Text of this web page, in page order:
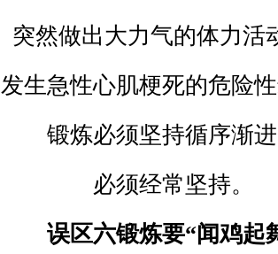
突然做出大力气的体力活
发生急性心肌梗死的危险
锻炼必须坚持循序渐
必须经常坚持。
误区六锻炼要“闻鸡起